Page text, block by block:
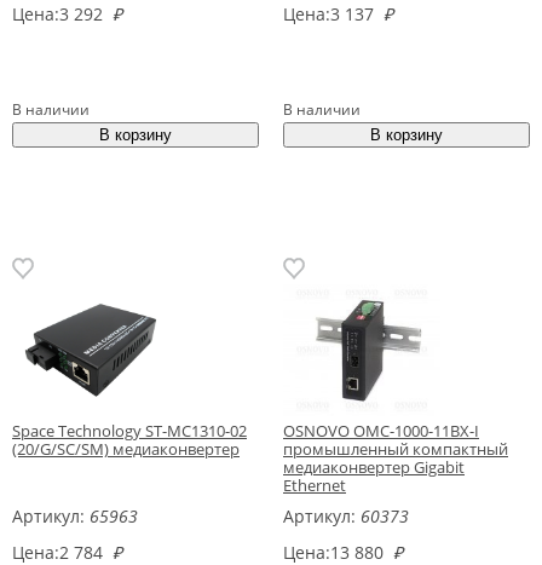
Цена:3 292 ₽
В наличии
Цена:3 137 ₽
В наличии
Space Technology ST-MC1310-02
(20/G/SC/SM) медиаконвертер
Артикул: 65963
Цена:2 784 ₽
OSNOVO OMC-1000-11BX-I
промышленный компактный
медиаконвертер Gigabit
Ethernet
Артикул: 60373
Цена:13 880 ₽